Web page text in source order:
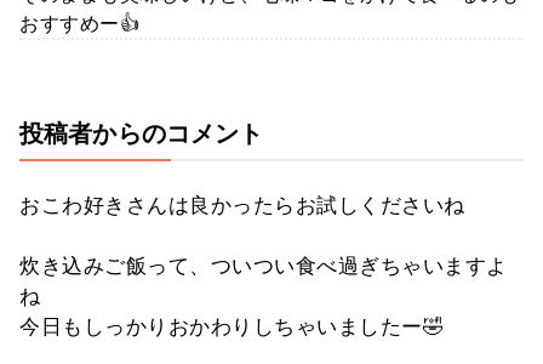
おすすめー👍
投稿者からのコメント
おこわ好きさんは良かったらお試しくださいね
炊き込みご飯って、ついつい食べ過ぎちゃいますよ
ね
今日もしっかりおかわりしちゃいましたー🤣